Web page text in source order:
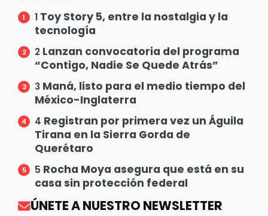
1 Toy Story 5, entre la nostalgia y la
tecnología
2 Lanzan convocatoria del programa
“Contigo, Nadie Se Quede Atrás”
3 Maná, listo para el medio tiempo del
México-Inglaterra
4 Registran por primera vez un Águila
Tirana en la Sierra Gorda de
Querétaro
5 Rocha Moya asegura que está en su
casa sin protección federal
ÚNETE A NUESTRO NEWSLETTER